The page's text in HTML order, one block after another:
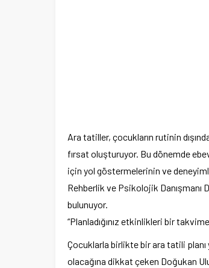
Ara tatiller, çocukların rutinin
fırsat oluşturuyor. Bu dönemde
için yol göstermelerinin ve
Rehberlik ve Psikolojik
bulunuyor.
“Planladığınız etkinlikleri bir
Çocuklarla birlikte bir ara tatili planı
olacağına dikkat çeken Doğukan